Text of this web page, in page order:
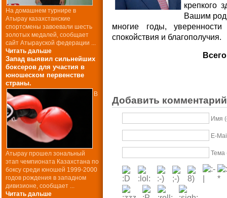
крепкого
Вашим
многие годы,
спокойствия и благополучия.
Добавить комментарий
Имя
E-
Тема
На домашнем турнире в
Атырау казахстанские
спортсмены завоевали шесть
золотых медалей, сообщает
сайт Атырауской федерации ...
Читать дальше
Запад выявил сильнейших
боксеров для участия в
юношеском первенстве
страны.
В
Атырау прошел зональный
этап чемпионата Казахстана по
боксу среди юношей 1999-2000
годов рождения в западном
дивизионе, сообщает ...
Читать дальше